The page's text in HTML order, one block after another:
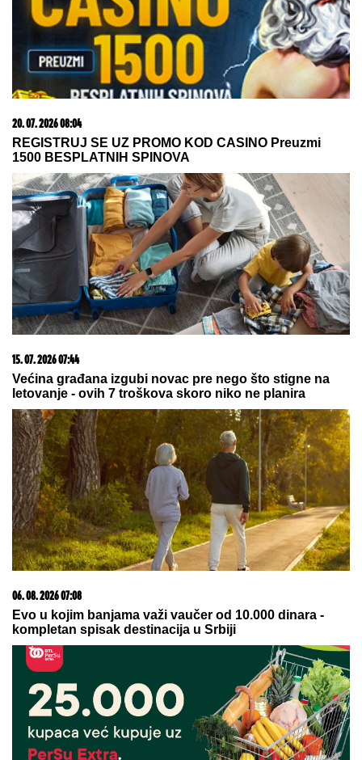
"IMAM NAJLEPŠU I NAJBOLJU MAJKU"
Sinanović danas slavi rođendan, niko ne veruje da je
napunila ovoliko godina, ćerka joj se obratila
emotivnim rečima
Bila je mega popularna, a onda
napustila estradu i zaposlila se u
vulkanizerskoj radnji: "Plata mi je
bila 500 maraka"